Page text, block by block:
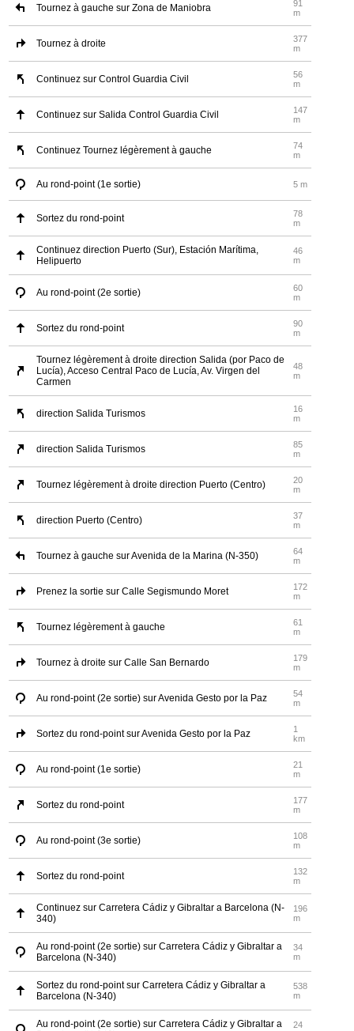
Tournez à gauche sur Zona de Maniobra
91
m
Tournez à droite
377
m
Continuez sur Control Guardia Civil
56
m
Continuez sur Salida Control Guardia Civil
147
m
Continuez Tournez légèrement à gauche
74
m
Au rond-point (1e sortie) 5 m
Sortez du rond-point
78
m
Continuez direction Puerto (Sur), Estación Marítima,
Helipuerto
46
m
Au rond-point (2e sortie)
60
m
Sortez du rond-point
90
m
Tournez légèrement à droite direction Salida (por Paco de
Lucía), Acceso Central Paco de Lucía, Av. Virgen del
Carmen
48
m
direction Salida Turismos
16
m
direction Salida Turismos
85
m
Tournez légèrement à droite direction Puerto (Centro)
20
m
direction Puerto (Centro)
37
m
Tournez à gauche sur Avenida de la Marina (N-350)
64
m
Prenez la sortie sur Calle Segismundo Moret
172
m
Tournez légèrement à gauche
61
m
Tournez à droite sur Calle San Bernardo
179
m
Au rond-point (2e sortie) sur Avenida Gesto por la Paz
54
m
Sortez du rond-point sur Avenida Gesto por la Paz
1
km
Au rond-point (1e sortie)
21
m
Sortez du rond-point
177
m
Au rond-point (3e sortie)
108
m
Sortez du rond-point
132
m
Continuez sur Carretera Cádiz y Gibraltar a Barcelona (N-
340)
196
m
Au rond-point (2e sortie) sur Carretera Cádiz y Gibraltar a
Barcelona (N-340)
34
m
Sortez du rond-point sur Carretera Cádiz y Gibraltar a
Barcelona (N-340)
538
m
Au rond-point (2e sortie) sur Carretera Cádiz y Gibraltar a
24